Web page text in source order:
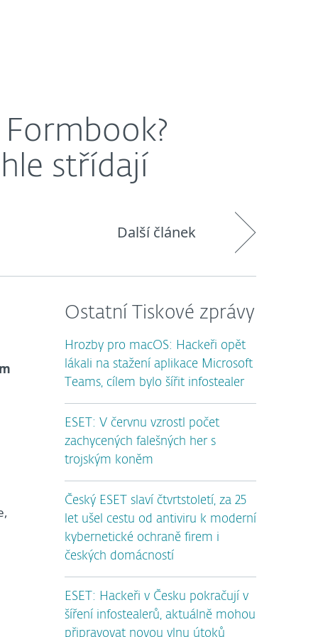
střídají
Další článek
Ostatní Tiskové zprávy
Hrozby pro macOS: Hackeři opět
lákali na stažení aplikace Microsoft
Teams, cílem bylo šířit infostealer
ESET: V červnu vzrostl počet
zachycených falešných her s
trojským koněm
Český ESET slaví čtvrtstoletí, za 25
let ušel cestu od antiviru k moderní
kybernetické ochraně firem i
českých domácností
ESET: Hackeři v Česku pokračují v
šíření infostealerů, aktuálně mohou
připravovat novou vlnu útoků